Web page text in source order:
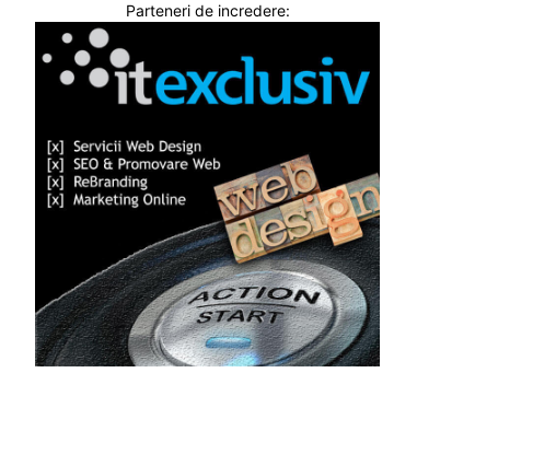
Parteneri de incredere: